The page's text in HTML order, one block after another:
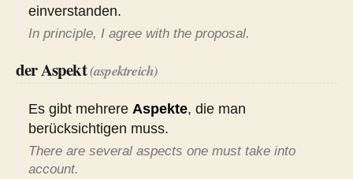
einverstanden.
In principle, I agree with the proposal.
der Aspekt(aspektreich)
Es gibt mehrere Aspekte, die man
berücksichtigen muss.
There are several aspects one must take into
account.